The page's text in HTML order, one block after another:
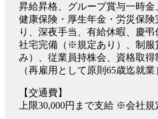
昇給昇格、グループ賞与一時金
健康保険・厚生年金・労災保
り、深夜手当、有給休暇、慶弔
社宅完備（※規定あり）、制服
み）、従業員持株会、資格取
（再雇用として原則65歳迄就業
【交通費】
上限30,000円まで支給 ※会社規